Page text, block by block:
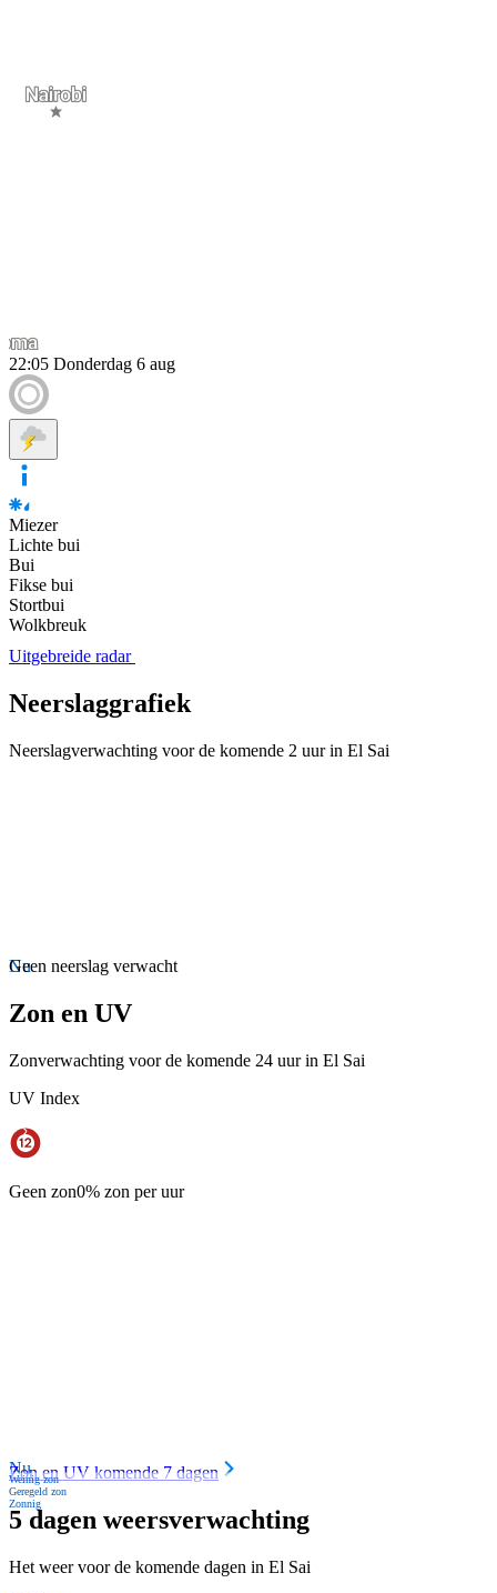
22:05 Donderdag 6 aug
Miezer
Lichte bui
Bui
Fikse bui
Stortbui
Wolkbreuk
Uitgebreide radar
Neerslaggrafiek
Neerslagverwachting voor de komende 2 uur in El Sai
Nu
Geen neerslag verwacht
Zon en UV
Zonverwachting voor de komende 24 uur in El Sai
UV Index
Geen zon0% zon per uur
Nu
Weinig zon
Geregeld zon
Zonnig
Zon en UV komende 7 dagen
5 dagen weersverwachting
Het weer voor de komende dagen in El Sai